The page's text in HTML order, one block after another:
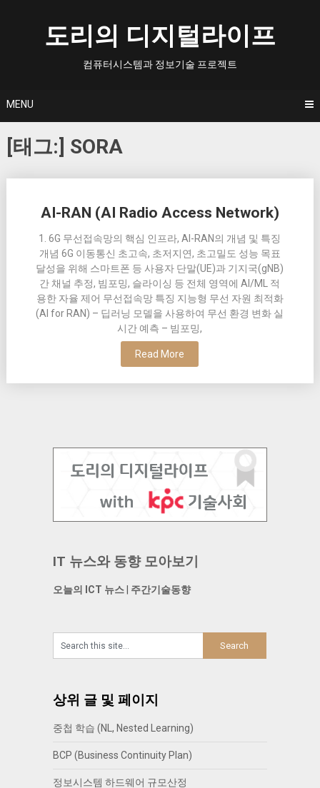
도리의 디지털라이프
컴퓨터시스템과 정보기술 프로젝트
MENU
[태그:] SORA
AI-RAN (AI Radio Access Network)
1. 6G 무선접속망의 핵심 인프라, AI-RAN의 개념 및 특징
개념 6G 이동통신 초고속, 초저지연, 초고밀도 성능 목표
달성을 위해 스마트폰 등 사용자 단말(UE)과 기지국(gNB)
간 채널 추정, 빔포밍, 슬라이싱 등 전체 영역에 AI/ML 적
용한 자율 제어 무선접속망 특징 지능형 무선 자원 최적화
(AI for RAN) – 딥러닝 모델을 사용하여 무선 환경 변화 실
시간 예측 – 빔포밍,
Read More
navigation
IT 뉴스와 동향 모아보기
오늘의 ICT 뉴스| 주간기술동향
상위 글 및 페이지
중첩 학습 (NL, Nested Learning)
BCP (Business Continuity Plan)
정보시스템 하드웨어 규모산정